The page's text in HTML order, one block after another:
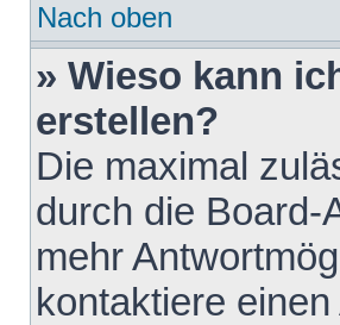
Nach oben
» Wieso kann
erstellen?
Die maximal
durch die Board-
mehr
kontaktiere